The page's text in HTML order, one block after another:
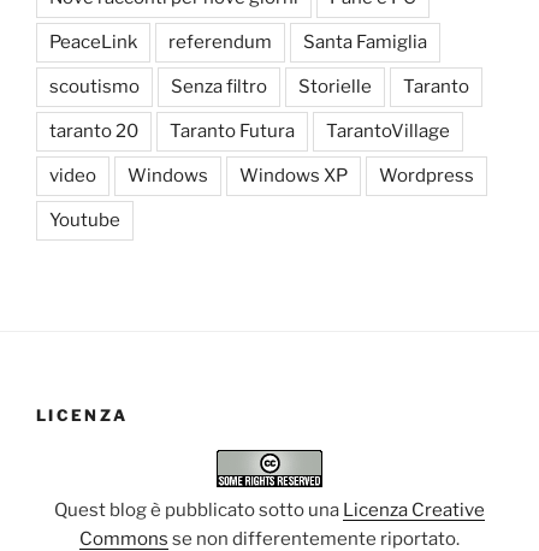
PeaceLink referendum Santa Famiglia
scoutismo Senza filtro Storielle Taranto
taranto 20 Taranto Futura TarantoVillage
video Windows Windows XP Wordpress
Youtube
LICENZA
Quest blog è pubblicato sotto una Licenza Creative
Commons se non differentemente riportato.